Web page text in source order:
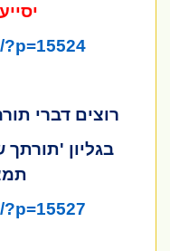
?p=15524
רוצים דברי
בגליון 'תורתך
?p=15527